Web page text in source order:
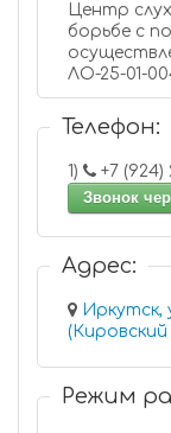
Центр слуха
борьбе с
ЛО-25-01-
Телефон:
1)
Звонок
Адрес:
Иркутск,
Режим